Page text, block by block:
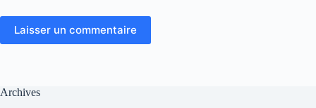
Laisser un commentaire
Archives